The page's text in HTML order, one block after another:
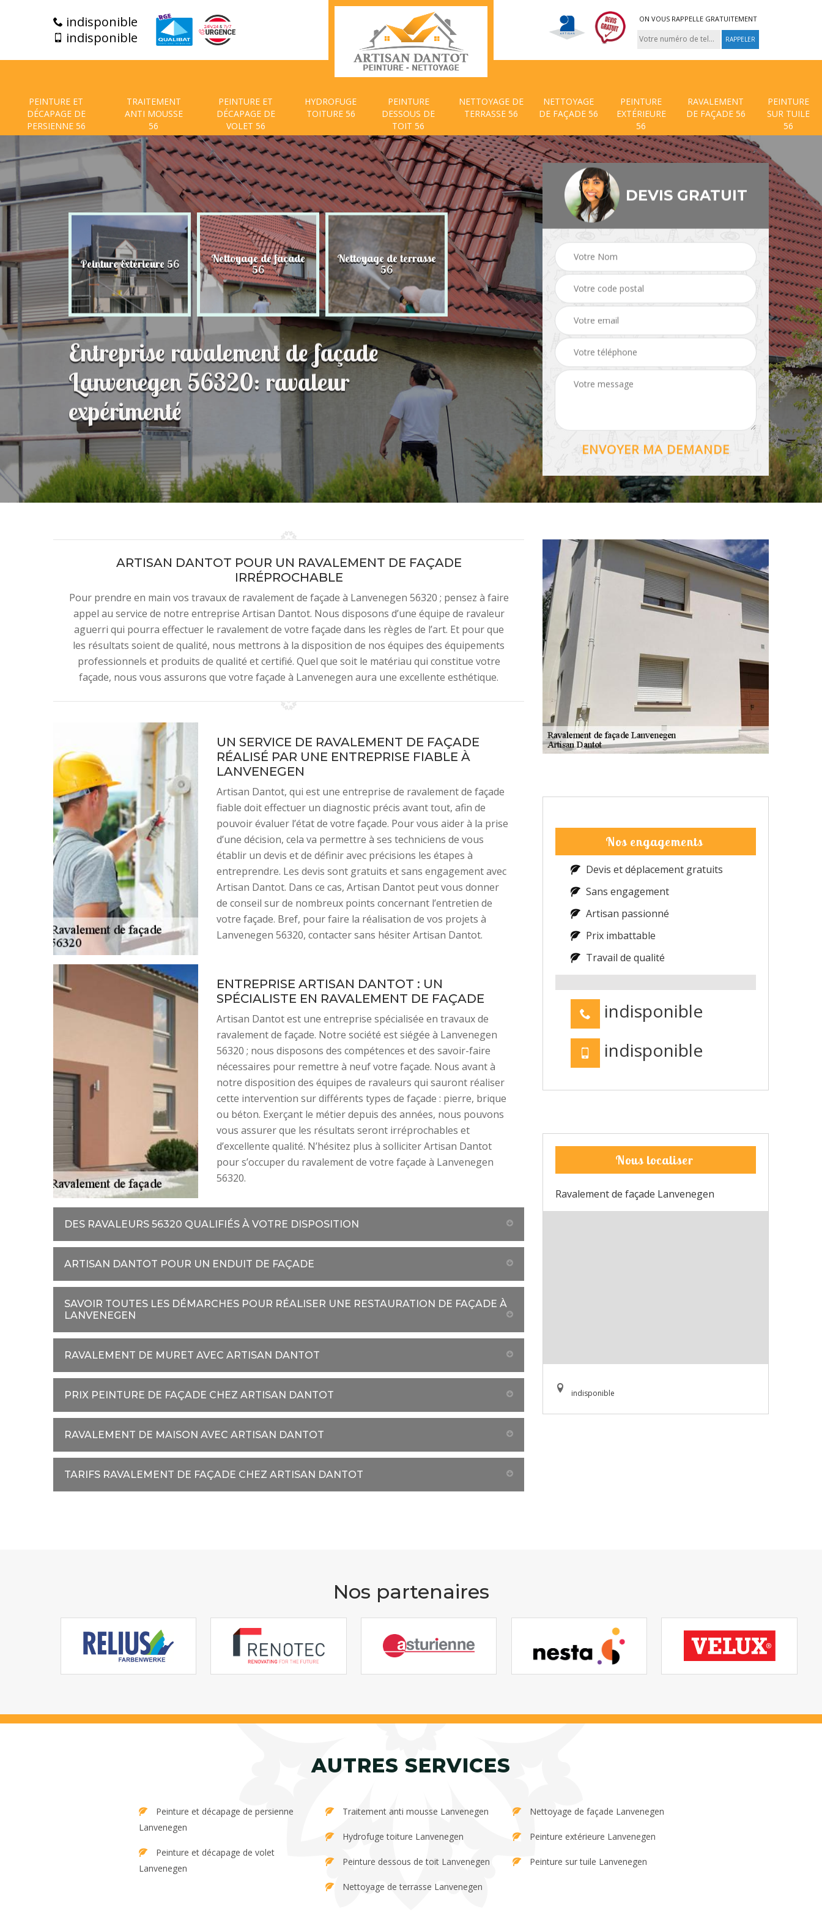
indisponible
indisponible
ON VOUS RAPPELLE GRATUITEMENT
PEINTURE ET
DÉCAPAGE DE
PERSIENNE 56
TRAITEMENT
ANTI MOUSSE
56
PEINTURE ET
DÉCAPAGE DE
VOLET 56
HYDROFUGE
TOITURE 56
PEINTURE
DESSOUS DE
TOIT 56
NETTOYAGE DE
TERRASSE 56
NETTOYAGE
DE FAÇADE 56
PEINTURE
EXTÉRIEURE
56
RAVALEMENT
DE FAÇADE 56
PEINTURE
SUR TUILE
56
de facade Peinture Extérieure 56 Nettoyage de façade
56
Nettoyage de terrasse
56
Peinture dessous de
toit 56 Hydrofuge toiture 56 Traitement anti
56
Entreprise ravalement de façade
Lanvenegen 56320: ravaleur
expérimenté
DEVIS GRATUIT
ARTISAN DANTOT POUR UN RAVALEMENT DE FAÇADE
IRRÉPROCHABLE
Pour prendre en main vos travaux de ravalement de façade à Lanvenegen 56320 ; pensez à faire
appel au service de notre entreprise Artisan Dantot. Nous disposons d’une équipe de ravaleur
aguerri qui pourra effectuer le ravalement de votre façade dans les règles de l’art. Et pour que
les résultats soient de qualité, nous mettrons à la disposition de nos équipes des équipements
professionnels et produits de qualité et certifié. Quel que soit le matériau qui constitue votre
façade, nous vous assurons que votre façade à Lanvenegen aura une excellente esthétique.
UN SERVICE DE RAVALEMENT DE FAÇADE
RÉALISÉ PAR UNE ENTREPRISE FIABLE À
LANVENEGEN
Artisan Dantot, qui est une entreprise de ravalement de façade
fiable doit effectuer un diagnostic précis avant tout, afin de
pouvoir évaluer l’état de votre façade. Pour vous aider à la prise
d’une décision, cela va permettre à ses techniciens de vous
établir un devis et de définir avec précisions les étapes à
entreprendre. Les devis sont gratuits et sans engagement avec
Artisan Dantot. Dans ce cas, Artisan Dantot peut vous donner
de conseil sur de nombreux points concernant l’entretien de
votre façade. Bref, pour faire la réalisation de vos projets à
Lanvenegen 56320, contacter sans hésiter Artisan Dantot.
ENTREPRISE ARTISAN DANTOT : UN
SPÉCIALISTE EN RAVALEMENT DE FAÇADE
Artisan Dantot est une entreprise spécialisée en travaux de
ravalement de façade. Notre société est siégée à Lanvenegen
56320 ; nous disposons des compétences et des savoir-faire
nécessaires pour remettre à neuf votre façade. Nous avant à
notre disposition des équipes de ravaleurs qui sauront réaliser
cette intervention sur différents types de façade : pierre, brique
ou béton. Exerçant le métier depuis des années, nous pouvons
vous assurer que les résultats seront irréprochables et
d’excellente qualité. N’hésitez plus à solliciter Artisan Dantot
pour s’occuper du ravalement de votre façade à Lanvenegen
56320.
DES RAVALEURS 56320 QUALIFIÉS À VOTRE DISPOSITION
ARTISAN DANTOT POUR UN ENDUIT DE FAÇADE
SAVOIR TOUTES LES DÉMARCHES POUR RÉALISER UNE RESTAURATION DE FAÇADE À
LANVENEGEN
RAVALEMENT DE MURET AVEC ARTISAN DANTOT
PRIX PEINTURE DE FAÇADE CHEZ ARTISAN DANTOT
RAVALEMENT DE MAISON AVEC ARTISAN DANTOT
TARIFS RAVALEMENT DE FAÇADE CHEZ ARTISAN DANTOT
Nos engagements
Devis et déplacement gratuits
Sans engagement
Artisan passionné
Prix imbattable
Travail de qualité
indisponible
indisponible
Nous localiser
Ravalement de façade Lanvenegen
indisponible
Nos partenaires
AUTRES SERVICES
Lanvenegen
Lanvenegen
Traitement anti mousse Lanvenegen
Hydrofuge toiture Lanvenegen
Peinture dessous de toit Lanvenegen
Nettoyage de terrasse Lanvenegen
Nettoyage de façade Lanvenegen
Peinture extérieure Lanvenegen
Peinture sur tuile Lanvenegen